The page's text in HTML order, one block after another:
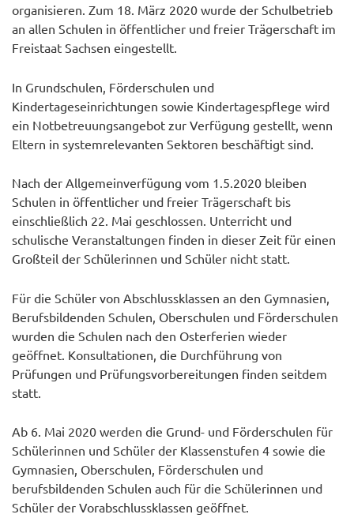
organisieren. Zum 18. März 2020 wurde der Schulbetrieb
an allen Schulen in öffentlicher und freier Trägerschaft im
Freistaat Sachsen eingestellt.
In Grundschulen, Förderschulen und
Kindertageseinrichtungen sowie Kindertagespflege wird
ein Notbetreuungsangebot zur Verfügung gestellt, wenn
Eltern in systemrelevanten Sektoren beschäftigt sind.
Nach der Allgemeinverfügung vom 1.5.2020 bleiben
Schulen in öffentlicher und freier Trägerschaft bis
einschließlich 22. Mai geschlossen. Unterricht und
schulische Veranstaltungen finden in dieser Zeit für einen
Großteil der Schülerinnen und Schüler nicht statt.
Für die Schüler von Abschlussklassen an den Gymnasien,
Berufsbildenden Schulen, Oberschulen und Förderschulen
wurden die Schulen nach den Osterferien wieder
geöffnet. Konsultationen, die Durchführung von
Prüfungen und Prüfungsvorbereitungen finden seitdem
statt.
Ab 6. Mai 2020 werden die Grund- und Förderschulen für
Schülerinnen und Schüler der Klassenstufen 4 sowie die
Gymnasien, Oberschulen, Förderschulen und
berufsbildenden Schulen auch für die Schülerinnen und
Schüler der Vorabschlussklassen geöffnet.